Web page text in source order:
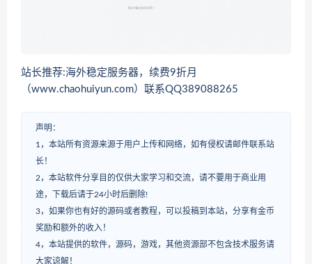
站长推荐:海外稳定服务器，续费9折月
（www.chaohuiyun.com）联系QQ389088265
声明：
1，本站所有资源来源于用户上传和网络，如有侵权请邮件联系站
长！
2，本站软件分享目的仅供大家学习和交流，请不要用于商业用
途，下载后请于24小时后删除!
3，如果你也有好的源码或者教程，可以投稿到本站，分享有金币
奖励和额外的收入！
4，本站提供的软件，源码，游戏，其他资源部不包含技术服务请
大家谅解！